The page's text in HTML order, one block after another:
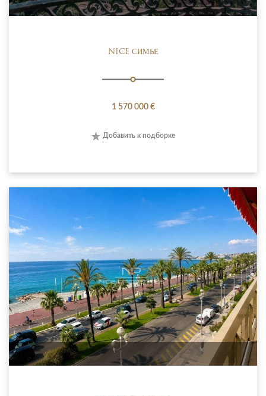
NICE СИМЬЕ
1 570 000 €
Добавить к подборке